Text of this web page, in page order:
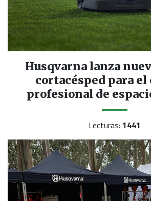
Husqvarna lanza
cortacésped para el
profesional de
Lecturas: 1441